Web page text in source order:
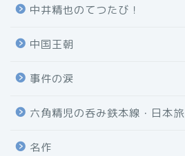
中井精也のてつたび！
中国王朝
事件の涙
六角精児の呑み鉄本線・日本旅
名作